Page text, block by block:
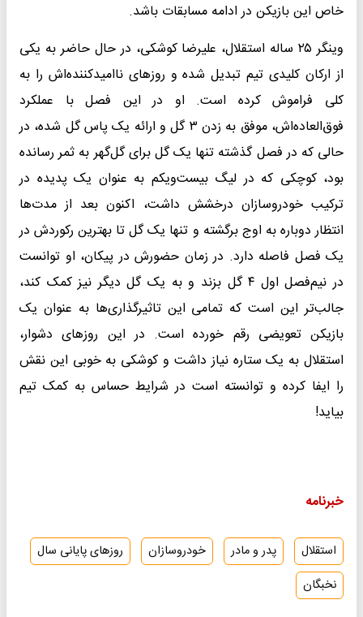
خاص این بازیکن در ادامه مسابقات باشد.
وینگر ۲۵ ساله استقلال، علیرضا کوشکی، در حال حاضر به یکی
از ارکان کلیدی تیم تبدیل شده و روزهای ناامیدکننده‌اش را به
کلی فراموش کرده است. او در این فصل با عملکرد
فوق‌العاده‌اش، موفق به زدن ۳ گل و ارائه یک پاس گل شده، در
حالی که در فصل گذشته تنها یک گل برای گل‌گهر به ثمر رسانده
بود، کوچکی که در لیگ بیست‌ویکم به عنوان یک پدیده در
ترکیب خودروسازان درخشش داشت، اکنون بعد از مدت‌ها
انتظار دوباره به اوج برگشته و تنها یک گل تا بهترین رکوردش در
یک فصل فاصله دارد. در زمان حضورش در پیکان، او توانست
در نیم‌فصل اول ۴ گل بزند و به یک گل دیگر نیز کمک کند،
جالب‌تر این است که تمامی این تاثیرگذاری‌ها به عنوان یک
بازیکن تعویضی رقم خورده است. در این روزهای دشوار،
استقلال به یک ستاره نیاز داشت و کوشکی به خوبی این نقش
را ایفا کرده و توانسته است در شرایط حساس به کمک تیم
بیاید!
خبرنامه
استقلال پدر و مادر خودروسازان
روزهای پایانی سال
نخبگان